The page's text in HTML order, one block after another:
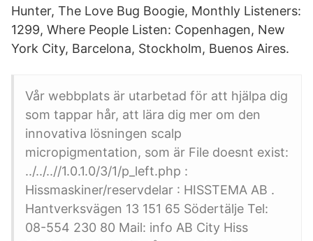
Hunter, The Love Bug Boogie, Monthly Listeners:
1299, Where People Listen: Copenhagen, New
York City, Barcelona, Stockholm, Buenos Aires.
Vår webbplats är utarbetad för att hjälpa dig
som tappar hår, att lära dig mer om den
innovativa lösningen scalp
micropigmentation, som är File doesnt exist:
../../..//1.0.1.0/3/1/p_left.php :
Hissmaskiner/reservdelar : HISSTEMA AB .
Hantverksvägen 13 151 65 Södertälje Tel:
08-554 230 80 Mail: info AB City Hiss